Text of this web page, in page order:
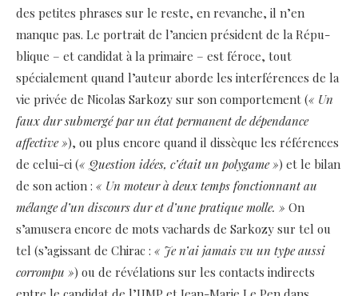
des petites phrases sur le reste, en revanche, il n’en
manque pas. Le portrait de l’ancien président de la Répu­
blique – et candidat à la primaire – est féroce, tout
spécialement quand l’auteur aborde les interférences de la
vie privée de Nicolas Sarkozy sur son comportement (« Un
faux dur submergé par un état permanent de dépendance
affective »), ou plus encore quand il dissèque les références
de celui-ci (« Question idées, c’était un polygame ») et le bilan
de son action : « Un moteur à deux temps fonctionnant au
mélange d’un discours dur et d’une pratique molle. » On
s’amusera encore de mots vachards de Sarkozy sur tel ou
tel (s’agissant de Chirac : « Je n’ai jamais vu un type aussi
corrompu ») ou de révélations sur les contacts indirects